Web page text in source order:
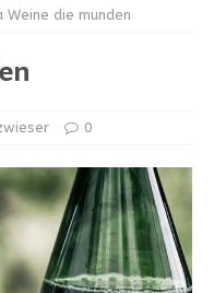
Weine die munden
0